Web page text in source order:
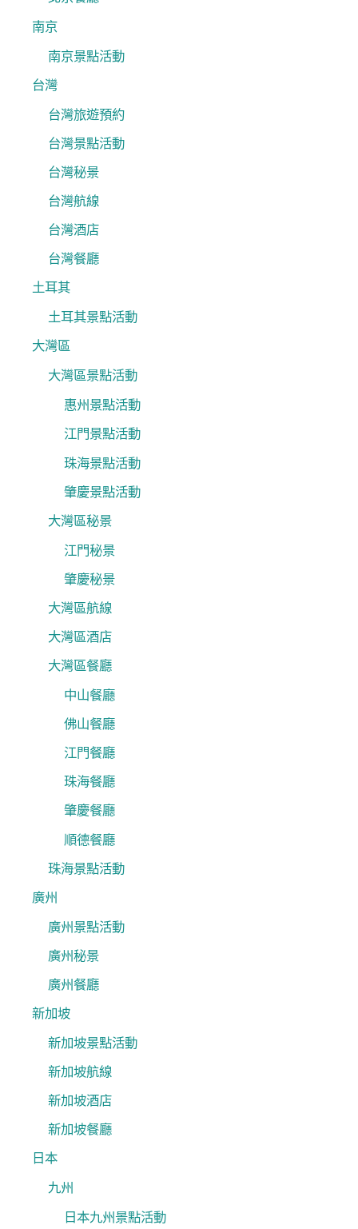
南京
南京景點活動
台灣
台灣旅遊預約
台灣景點活動
台灣秘景
台灣航線
台灣酒店
台灣餐廳
土耳其
土耳其景點活動
大灣區
大灣區景點活動
惠州景點活動
江門景點活動
珠海景點活動
肇慶景點活動
大灣區秘景
江門秘景
肇慶秘景
大灣區航線
大灣區酒店
大灣區餐廳
中山餐廳
佛山餐廳
江門餐廳
珠海餐廳
肇慶餐廳
順德餐廳
珠海景點活動
廣州
廣州景點活動
廣州秘景
廣州餐廳
新加坡
新加坡景點活動
新加坡航線
新加坡酒店
新加坡餐廳
日本
九州
日本九州景點活動